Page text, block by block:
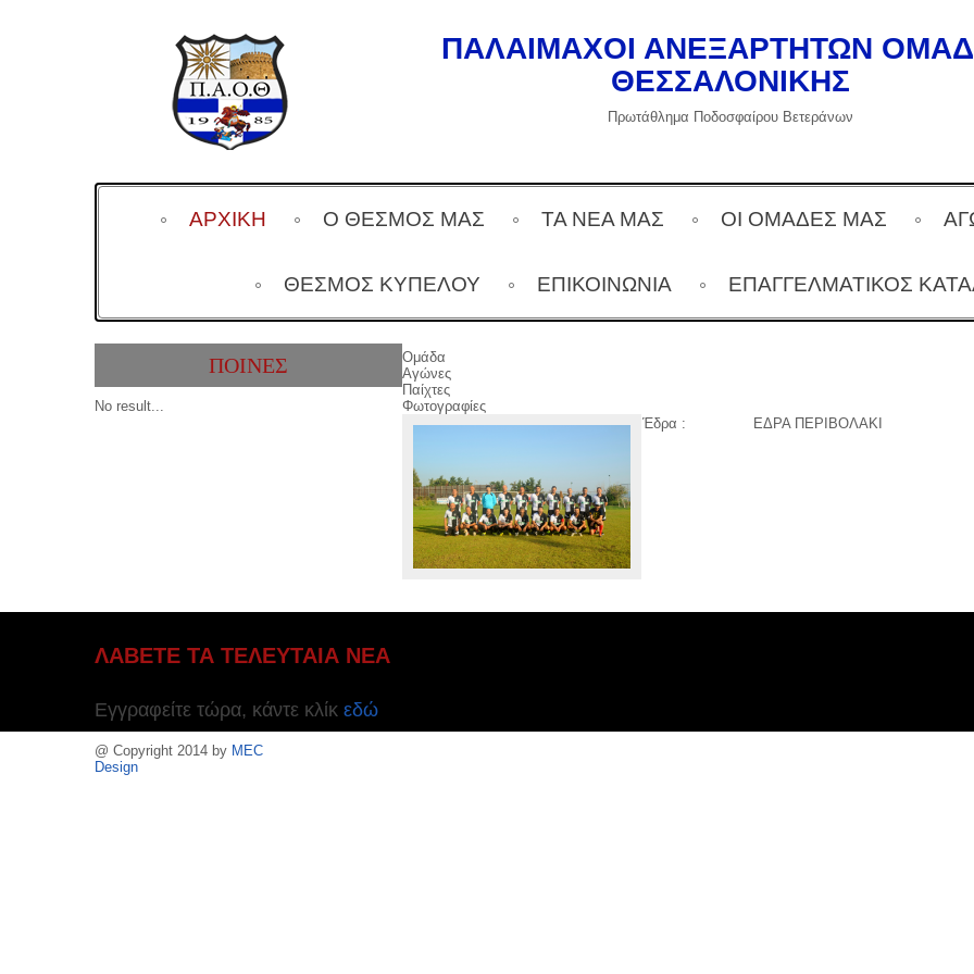
ΠΑΛΑΙΜΑΧΟΙ ΑΝΕΞΑΡΤΗΤΩΝ
ΘΕΣΣΑΛΟΝΙΚΗΣ
Πρωτάθλημα Ποδοσφαίρου Βετεράνων
ΑΡΧΙΚΗ Ο ΘΕΣΜΟΣ ΜΑΣ ΤΑ ΝΕΑ ΜΑΣ ΟΙ ΟΜΑΔΕΣ ΜΑΣ
ΘΕΣΜΌΣ ΚΥΠΈΛΟΥ ΕΠΙΚΟΙΝΩΝΙΑ ΕΠΑΓΓΕΛΜΑΤΙΚΌΣ
ΠΟΙΝΕΣ
No result...
Ομάδα
Αγώνες
Παίχτες
Φωτογραφίες
Έδρα :
ΕΔΡΑ ΠΕΡΙΒΟΛΑΚΙ
ΛΑΒΕΤΕ ΤΑ ΤΕΛΕΥΤΑΙΑ ΝΕΑ
Εγγραφείτε τώρα, κάντε κλίκ εδώ
@ Copyright 2014 by MEC
Design